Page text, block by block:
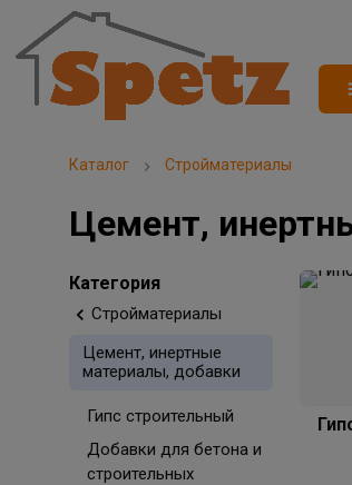
Каталог Стройматериалы
Цемент,
Категория
Стройматериалы
Цемент, инертные
материалы, добавки
Гипс строительный
Добавки для бетона и
строительных